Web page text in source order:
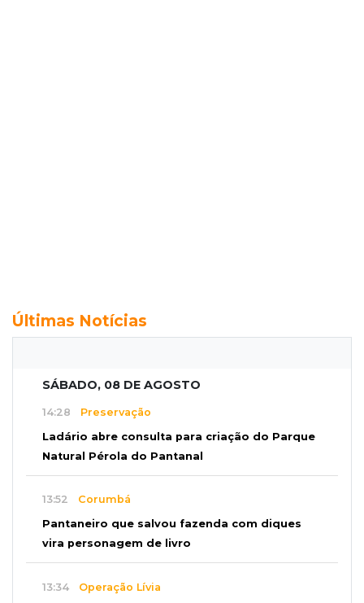
Últimas Notícias
SÁBADO, 08 DE AGOSTO
14:28 Preservação
Ladário abre consulta para criação do Parque
Natural Pérola do Pantanal
13:52 Corumbá
Pantaneiro que salvou fazenda com diques
vira personagem de livro
13:34 Operação Lívia